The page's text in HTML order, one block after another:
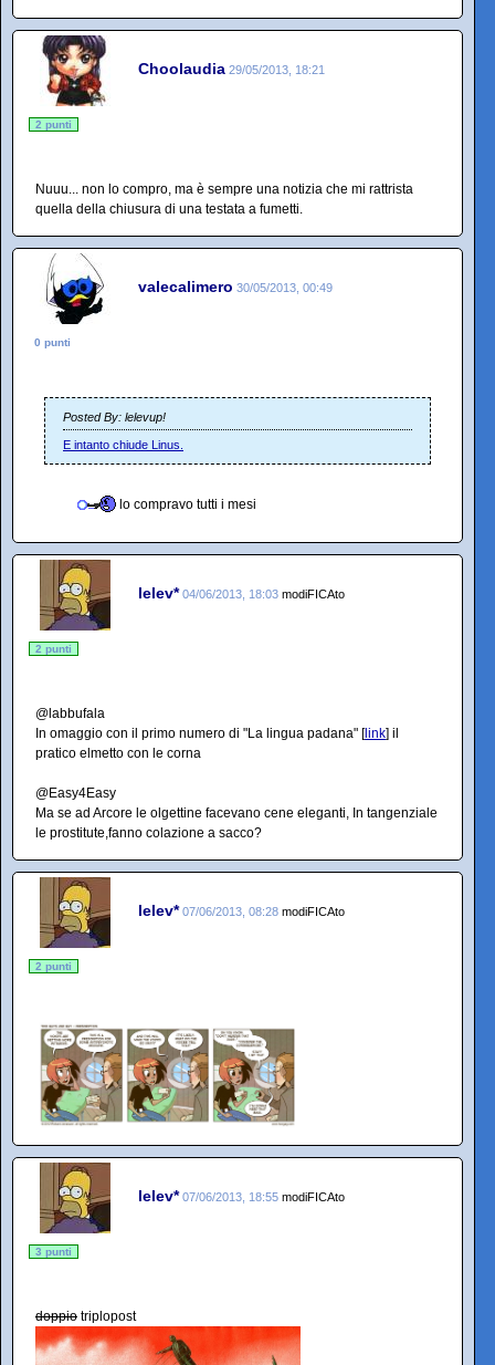
Choolaudia 29/05/2013, 18:21
2 punti
Nuuu... non lo compro, ma è sempre una notizia che mi rattrista
quella della chiusura di una testata a fumetti.
valecalimero 30/05/2013, 00:49
0 punti
Posted By: lelevup!
E intanto chiude Linus.
lo compravo tutti i mesi
lelev* 04/06/2013, 18:03 modiFICAto
2 punti
@labbufala
In omaggio con il primo numero di "La lingua padana" [link] il
pratico elmetto con le corna
@Easy4Easy
Ma se ad Arcore le olgettine facevano cene eleganti, In tangenziale
le prostitute,fanno colazione a sacco?
lelev* 07/06/2013, 08:28 modiFICAto
2 punti
lelev* 07/06/2013, 18:55 modiFICAto
3 punti
doppio triplopost